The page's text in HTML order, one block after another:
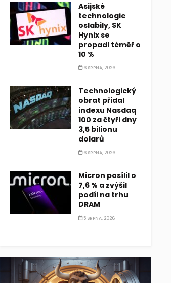
Asijské
technologie
oslabily, SK
Hynix se
propadl téměř o
10 %
6 SRPNA, 2026
Technologický
obrat přidal
indexu Nasdaq
100 za čtyři dny
3,5 bilionu
dolarů
6 SRPNA, 2026
Micron posílil o
7,6 % a zvýšil
podíl na trhu
DRAM
5 SRPNA, 2026